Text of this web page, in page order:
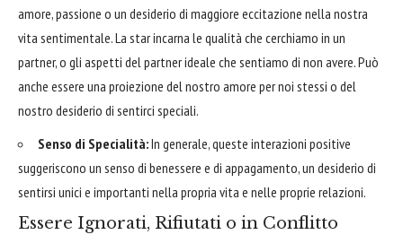
amore, passione o un desiderio di maggiore eccitazione nella nostra
vita sentimentale. La star incarna le qualità che cerchiamo in un
partner, o gli aspetti del partner ideale che sentiamo di non avere. Può
anche essere una proiezione del nostro amore per noi stessi o del
nostro desiderio di sentirci speciali.
Senso di Specialità:In generale, queste interazioni positive
suggeriscono un senso di benessere e di appagamento, un desiderio di
sentirsi unici e importanti nella propria vita e nelle proprie relazioni.
Essere Ignorati, Rifiutati o in Conflitto